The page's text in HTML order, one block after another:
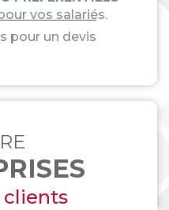
vos salariés.
pour un devis
clients